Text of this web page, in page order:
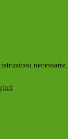
necessarie.